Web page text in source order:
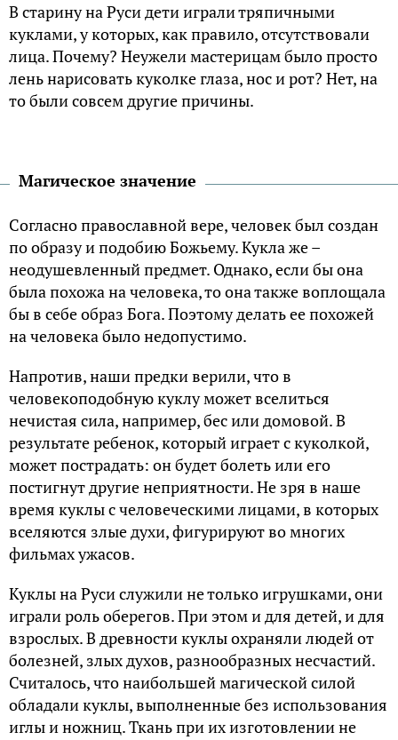
В старину на Руси дети играли тряпичными
куклами, у которых, как правило, отсутствовали
лица. Почему? Неужели мастерицам было просто
лень нарисовать куколке глаза, нос и рот? Нет, на
то были совсем другие причины.
Магическое значение
Согласно православной вере, человек был создан
по образу и подобию Божьему. Кукла же –
неодушевленный предмет. Однако, если бы она
была похожа на человека, то она также воплощала
бы в себе образ Бога. Поэтому делать ее похожей
на человека было недопустимо.
Напротив, наши предки верили, что в
человекоподобную куклу может вселиться
нечистая сила, например, бес или домовой. В
результате ребенок, который играет с куколкой,
может пострадать: он будет болеть или его
постигнут другие неприятности. Не зря в наше
время куклы с человеческими лицами, в которых
вселяются злые духи, фигурируют во многих
фильмах ужасов.
Куклы на Руси служили не только игрушками, они
играли роль оберегов. При этом и для детей, и для
взрослых. В древности куклы охраняли людей от
болезней, злых духов, разнообразных несчастий.
Считалось, что наибольшей магической силой
обладали куклы, выполненные без использования
иглы и ножниц. Ткань при их изготовлении не